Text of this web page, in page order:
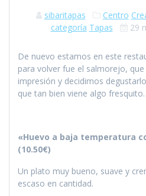
sibaritapas Centro
categoría Tapas 29
De nuevo estamos en este
para volver fue el salmorejo,
impresión y decidimos
que tan bien viene algo fresquito.
«Huevo a baja temperatura
(10.50€)
Un plato muy bueno, suave y
escaso en cantidad.